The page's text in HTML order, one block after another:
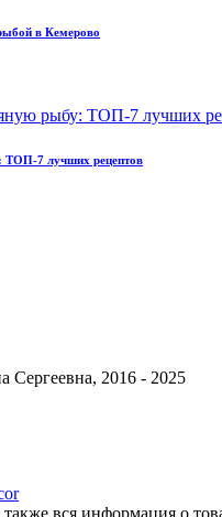
в Кемерово
ТОП-7 лучших рецептов
2016 - 2025
вся информация о